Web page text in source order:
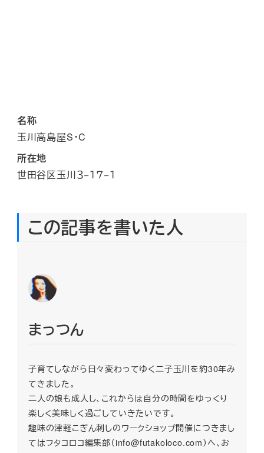
名称
玉川高島屋S・C
所在地
世田谷区玉川３−１７−１
この記事を書いた人
まっつん
子育てしながら日々変わってゆく二子玉川を約30年み
てきました。
二人の娘も成人し、これからは自分の時間をゆっくり
楽しく美味しく過ごしていきたいです。
趣味の津軽こぎん刺しのワークショップ開催につきまし
てはフタコロコ編集部（info@futakoloco.com）へ、お